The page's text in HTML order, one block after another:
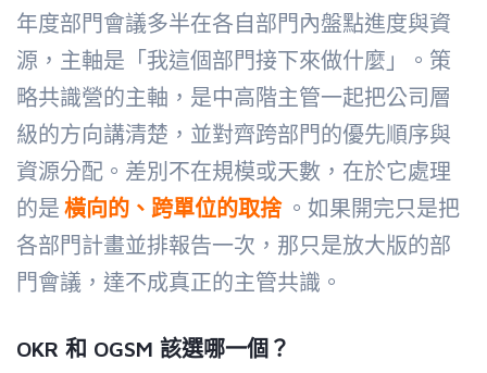
年度部門會議多半在各自部門內盤點進度與資
源，主軸是「我這個部門接下來做什麼」。策
略共識營的主軸，是中高階主管一起把公司層
級的方向講清楚，並對齊跨部門的優先順序與
資源分配。差別不在規模或天數，在於它處理
的是 橫向的、跨單位的取捨 。如果開完只是把
各部門計畫並排報告一次，那只是放大版的部
門會議，達不成真正的主管共識。
OKR 和 OGSM 該選哪一個？